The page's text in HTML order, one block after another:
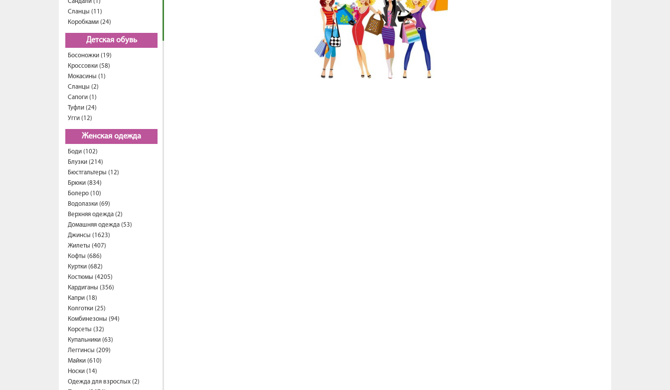
Сланцы (11)
Коробками (24)
Детская обувь
Босоножки (19)
Кроссовки (58)
Мокасины (1)
Сланцы (2)
Сапоги (1)
Туфли (24)
Угги (12)
Женская одежда
Боди (102)
Блузки (214)
Бюстгальтеры (12)
Брюки (834)
Болеро (10)
Водолазки (69)
Верхняя одежда (2)
Домашняя одежда (53)
Джинсы (1623)
Жилеты (407)
Кофты (686)
Куртки (682)
Костюмы (4205)
Кардиганы (356)
Капри (18)
Колготки (25)
Комбинезоны (94)
Корсеты (32)
Купальники (63)
Леггинсы (209)
Майки (610)
Носки (14)
Одежда для взрослых (2)